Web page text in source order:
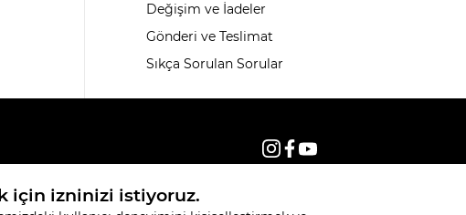
Değişim ve İadeler
Gönderi ve Teslimat
Sıkça Sorulan Sorular
© 2026, Tüm hakları saklıdır KNITSS